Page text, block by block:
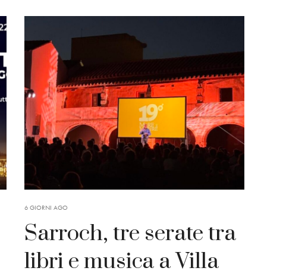
6 GIORNI AGO
Sarroch, tre serate tra
libri e musica a Villa